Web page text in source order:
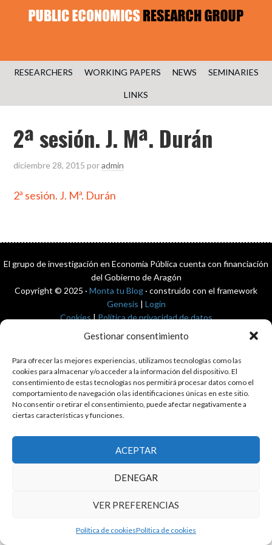
Gestionar consentimiento
Para ofrecer las mejores experiencias, utilizamos tecnologías como las
cookies para almacenar y/o acceder a la información del dispositivo. El
consentimiento de estas tecnologías nos permitirá procesar datos como el
comportamiento de navegación o las identificaciones únicas en este sitio.
No consentir o retirar el consentimiento, puede afectar negativamente a
ciertas características y funciones.
ACEPTAR
DENEGAR
VER PREFERENCIAS
Política de cookiesPolítica de cookies
RESEARCHERS WORKING PAPERS NEWS SEMINARIES
LINKS
2ª sesión. J. Mª. Durán
diciembre 28, 2015 poradmin
2ª sesión. J. Mª. Durán
El grupo de investigación en Economía Pública cuenta con financiación
del Gobierno de Aragón
Copyright © 2025 · Monta tu Blog · construido con el framework
Genesis | Login
Cookies|Política de privacidad de datos
Tema para economía pública
Genesis Framework